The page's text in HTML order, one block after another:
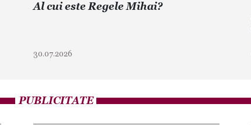
Al cui este Regele Mihai?
30.07.2026
PUBLICITATE